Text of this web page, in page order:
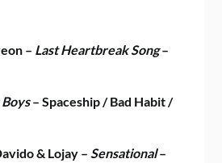
– Last Heartbreak Song–
– Spaceship / Bad Habit /
& Lojay – Sensational–